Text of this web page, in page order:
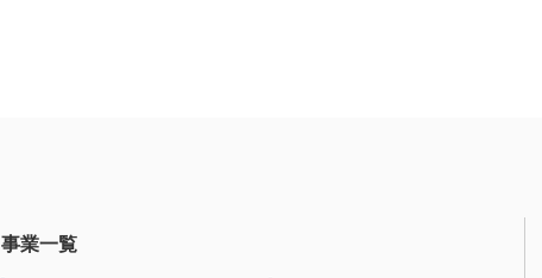
事業一覧